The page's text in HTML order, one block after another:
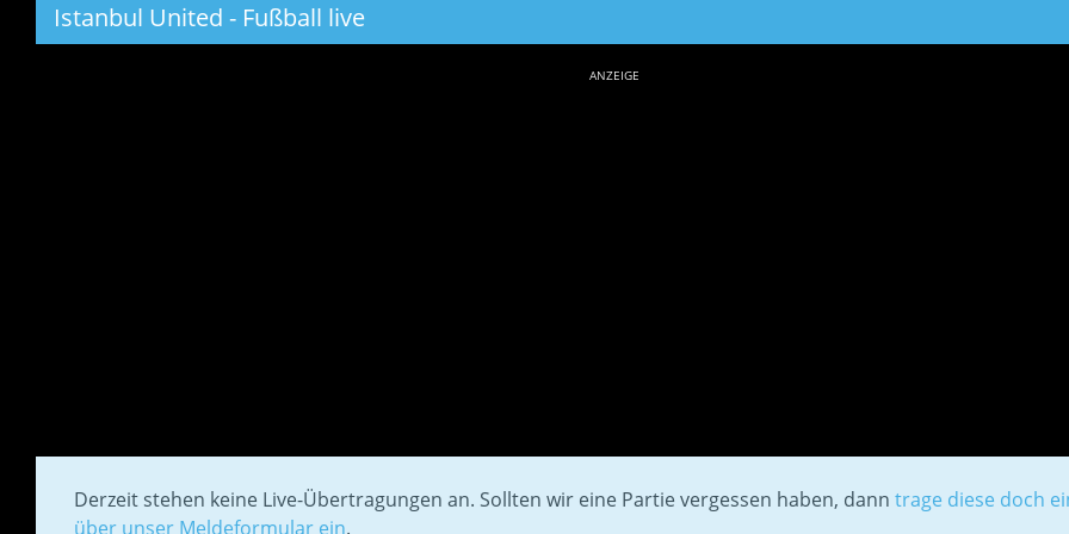
Istanbul United - Fußball live
ANZEIGE
Derzeit stehen keine Live-Übertragungen an. Sollten wir eine Partie vergessen haben, dann trage diese doch
über unser Meldeformular ein.